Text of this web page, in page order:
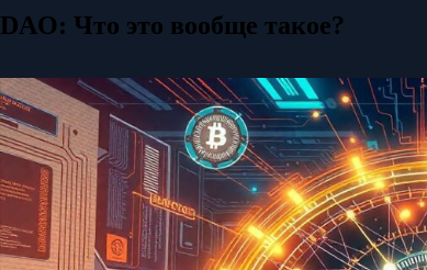
DAO: Что это вообще такое?